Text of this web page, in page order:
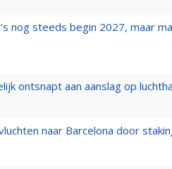
nog steeds begin 2027, maar
ontsnapt aan aanslag op
naar Barcelona door